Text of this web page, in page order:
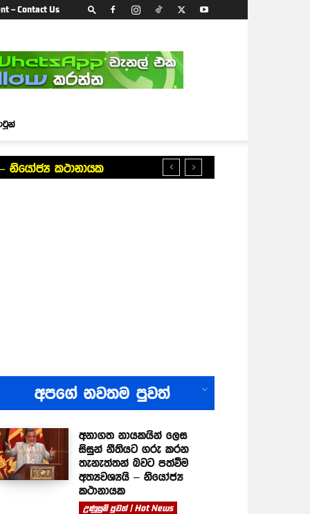
– Contact Us
කථානායක
අපගේ නවතම පුවත්
අනාගත නායකයින් ලෙස
සිසුන් නීතියට ගරු කරන
තැනැත්තන් බවට පත්වීම
අත්‍යවශ්‍යයි – නියෝජ්‍ය
කථානායක
උණුසුම් පුවත් | Hot News